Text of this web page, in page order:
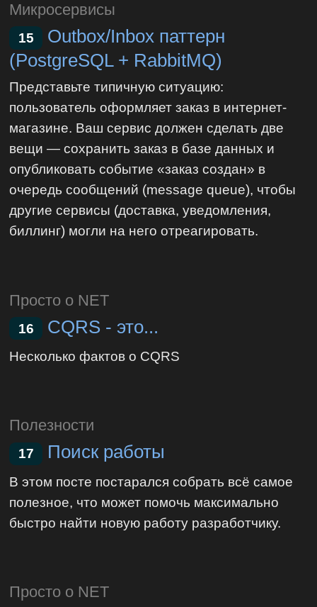
Микросервисы
15
Outbox/Inbox паттерн
(PostgreSQL + RabbitMQ)
Представьте типичную ситуацию:
пользователь оформляет заказ в интернет-
магазине. Ваш сервис должен сделать две
вещи — сохранить заказ в базе данных и
опубликовать событие «заказ создан» в
очередь сообщений (message queue), чтобы
другие сервисы (доставка, уведомления,
биллинг) могли на него отреагировать.
Просто о NET
16 CQRS - это...
Несколько фактов о CQRS
Полезности
17 Поиск работы
В этом посте постарался собрать всё самое
полезное, что может помочь максимально
быстро найти новую работу разработчику.
Просто о NET